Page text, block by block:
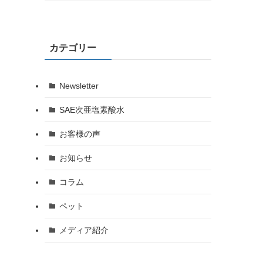
カテゴリー
Newsletter
SAE次亜塩素酸水
お客様の声
お知らせ
コラム
ペット
メディア紹介